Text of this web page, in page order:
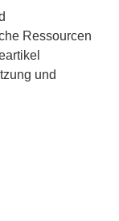
Ressourcen
und